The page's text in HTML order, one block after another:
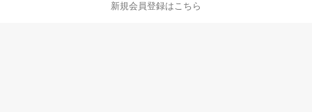
新規会員登録はこちら